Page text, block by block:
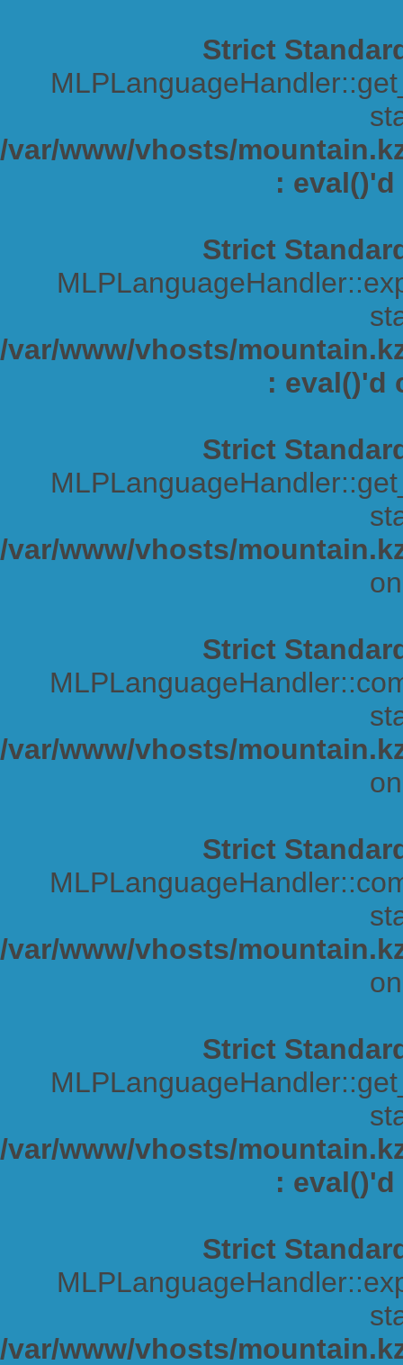
Strict
/var/www/vhosts/
:
Strict
/var/www/vhosts/
: eval()'d
Strict
/var/www/vhosts/
Strict
/var/www/vhosts/
Strict
/var/www/vhosts/
Strict
/var/www/vhosts/
:
Strict
/var/www/vhosts/